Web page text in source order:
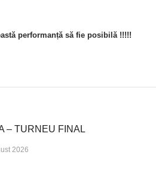
performanță să fie posibilă !!!!!
– TURNEU FINAL
2026